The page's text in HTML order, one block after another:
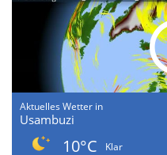
Aktuelles Wetter in
Usambuzi
10°C
Klar